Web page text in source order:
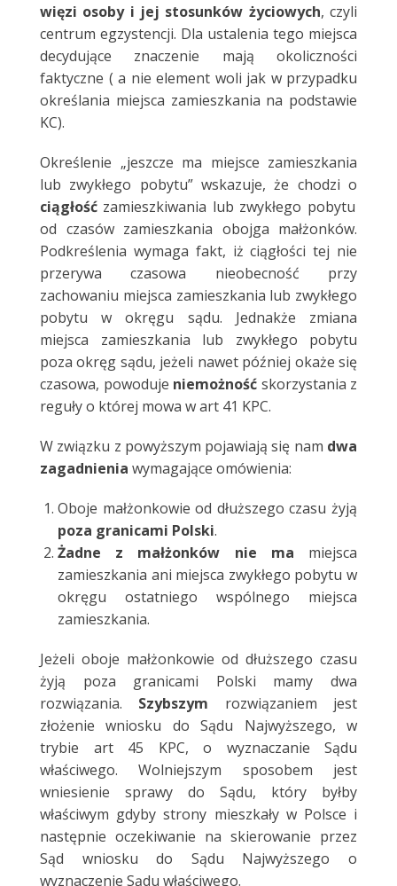
więzi osoby i jej stosunków życiowych, czyli
centrum egzystencji. Dla ustalenia tego miejsca
decydujące znaczenie mają okoliczności
faktyczne ( a nie element woli jak w przypadku
określania miejsca zamieszkania na podstawie
KC).
Określenie „jeszcze ma miejsce zamieszkania
lub zwykłego pobytu” wskazuje, że chodzi o
ciągłość zamieszkiwania lub zwykłego pobytu
od czasów zamieszkania obojga małżonków.
Podkreślenia wymaga fakt, iż ciągłości tej nie
przerywa czasowa nieobecność przy
zachowaniu miejsca zamieszkania lub zwykłego
pobytu w okręgu sądu. Jednakże zmiana
miejsca zamieszkania lub zwykłego pobytu
poza okręg sądu, jeżeli nawet później okaże się
czasowa, powoduje niemożność skorzystania z
reguły o której mowa w art 41 KPC.
W związku z powyższym pojawiają się nam dwa
zagadnienia wymagające omówienia:
Oboje małżonkowie od dłuższego czasu żyją
poza granicami Polski.
Żadne z małżonków nie ma miejsca
zamieszkania ani miejsca zwykłego pobytu w
okręgu ostatniego wspólnego miejsca
zamieszkania.
Jeżeli oboje małżonkowie od dłuższego czasu
żyją poza granicami Polski mamy dwa
rozwiązania. Szybszym rozwiązaniem jest
złożenie wniosku do Sądu Najwyższego, w
trybie art 45 KPC, o wyznaczanie Sądu
właściwego. Wolniejszym sposobem jest
wniesienie sprawy do Sądu, który byłby
właściwym gdyby strony mieszkały w Polsce i
następnie oczekiwanie na skierowanie przez
Sąd wniosku do Sądu Najwyższego o
wyznaczenie Sądu właściwego.